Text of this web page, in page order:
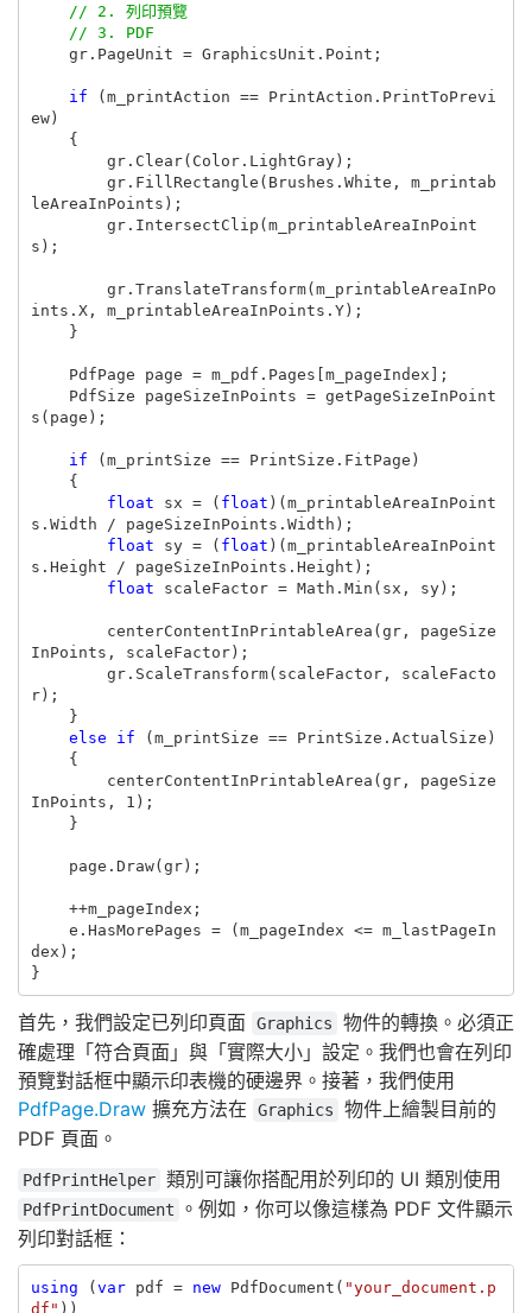
// 2. 列印預覽
// 3. PDF
gr. PageUnit = GraphicsUnit . Point ;
if ( m_printAction == PrintAction . PrintToPrevi
ew)
{
gr. Clear( Color. LightGray);
gr. FillRectangle ( Brushes . White ,
m_printab
leAreaInPoints );
gr. IntersectClip ( m_printableAreaInPoint
s );
gr. TranslateTransform( m_printableAreaInPo
ints . X, m_printableAreaInPoints . Y);
}
PdfPage page = m_pdf . Pages m_pageIndex ];
PdfSize
pageSizeInPoints = getPageSizeInPoint
s ( page );
if ( m_printSize == PrintSize . FitPage )
{
float
sx = ( float )( m_printableAreaInPoint
s . Width / pageSizeInPoints . Width );
float
sy = ( float )( m_printableAreaInPoint
s . Height / pageSizeInPoints . Height );
float
scaleFactor = Math . Min ( sx , sy);
centerContentInPrintableArea ( gr,
pageSize
InPoints , scaleFactor);
gr. ScaleTransform( scaleFactor,
scaleFacto
r);
}
else
if ( m_printSize == PrintSize . ActualSize )
{
centerContentInPrintableArea ( gr,
pageSize
InPoints , 1 );
}
page . Draw( gr);
++m_pageIndex ;
e . HasMorePages = ( m_pageIndex <= m_lastPageIn
dex );
}
首先，我們設定已列印頁面 Graphics
物件的轉換。必須正
確處理「符合頁面」與「實際大小」設定。我們也會在列印
預覽對話框中顯示印表機的硬邊界。接著，我們使用
PdfPage.Draw 擴充方法在 Graphics
物件上繪製目前的
PDF 頁面。
PdfPrintHelper 類別可讓你搭配用於列印的 UI 類別使用
PdfPrintDocument
。例如，你可以像這樣為 PDF 文件顯示
列印對話框：
using ( var pdf = new PdfDocument ( "your_document.p
df" ))